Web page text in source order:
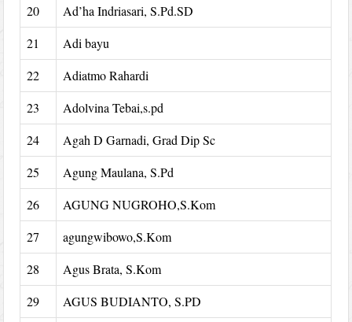
20
Ad’ha Indriasari, S.Pd.SD
21
Adi bayu
22
Adiatmo Rahardi
23
Adolvina Tebai,s.pd
24
Agah D Garnadi, Grad Dip Sc
25
Agung Maulana, S.Pd
26
AGUNG NUGROHO,S.Kom
27
agungwibowo,S.Kom
28
Agus Brata, S.Kom
29
AGUS BUDIANTO, S.PD